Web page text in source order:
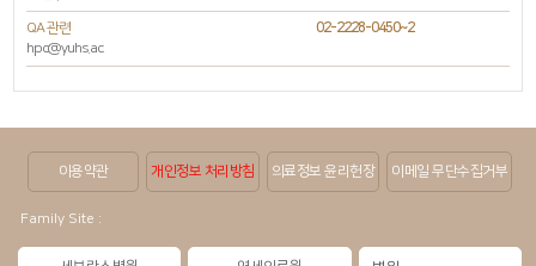
QA 관련
02-2228-0450~2
hpc@yuhs.ac
이용약관 개인정보 처리방침 의료정보 윤리헌장 이메일 무단수집거부
Family Site :